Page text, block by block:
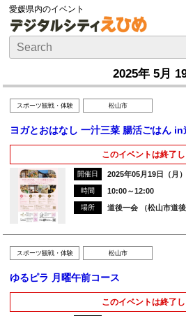
愛媛県内のイベント
2025年 5月
スポーツ観戦・体験 松山市
ヨガとおはなし 一汁三菜 腸活ごはん in
このイベントは終了
開催日 2025年05月19日（月）
時間 10:00～12:00
場所 道後一会 （松山市道後
スポーツ観戦・体験 松山市
ゆるピラ 月曜午前コース
このイベントは終了